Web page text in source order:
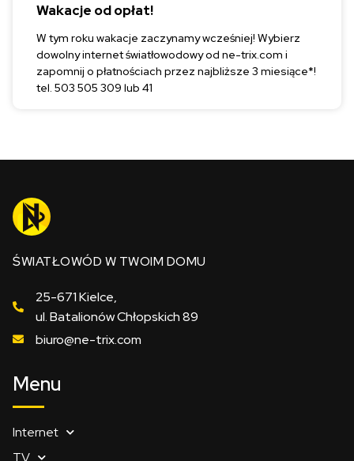
Wakacje od opłat!
W tym roku wakacje zaczynamy wcześniej! Wybierz
dowolny internet światłowodowy od ne-trix.com i
zapomnij o płatnościach przez najbliższe 3 miesiące*!
tel. 503 505 309 lub 41
ŚWIATŁOWÓD W TWOIM DOMU
25-671 Kielce,
ul. Batalionów Chłopskich 89
biuro@ne-trix.com
Menu
Internet
TV